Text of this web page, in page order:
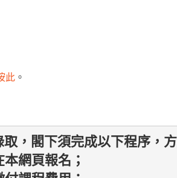
此 。
，閣下須完成以下程序，
本網頁報名；